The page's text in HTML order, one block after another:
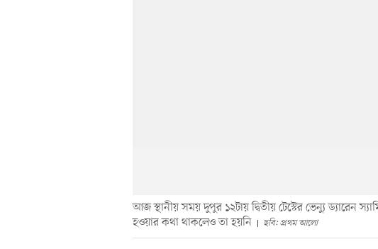
আজ স্থানীয় সময় দুপুর ১২টায় দ্বিতীয় টেস্টের ভেন্যু ড্যারেন
হওয়ার কথা থাকলেও তা হয়নি
ছবি: প্রথম আলো